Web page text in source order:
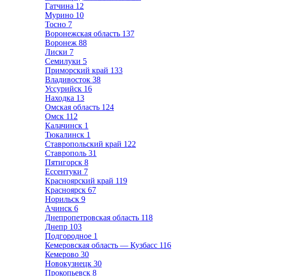
Гатчина 12
Мурино 10
Тосно 7
Воронежская область 137
Воронеж 88
Лиски 7
Семилуки 5
Приморский край 133
Владивосток 38
Уссурийск 16
Находка 13
Омская область 124
Омск 112
Калачинск 1
Тюкалинск 1
Ставропольский край 122
Ставрополь 31
Пятигорск 8
Ессентуки 7
Красноярский край 119
Красноярск 67
Норильск 9
Ачинск 6
Днепропетровская область 118
Днепр 103
Подгородное 1
Кемеровская область — Кузбасс 116
Кемерово 30
Новокузнецк 30
Прокопьевск 8